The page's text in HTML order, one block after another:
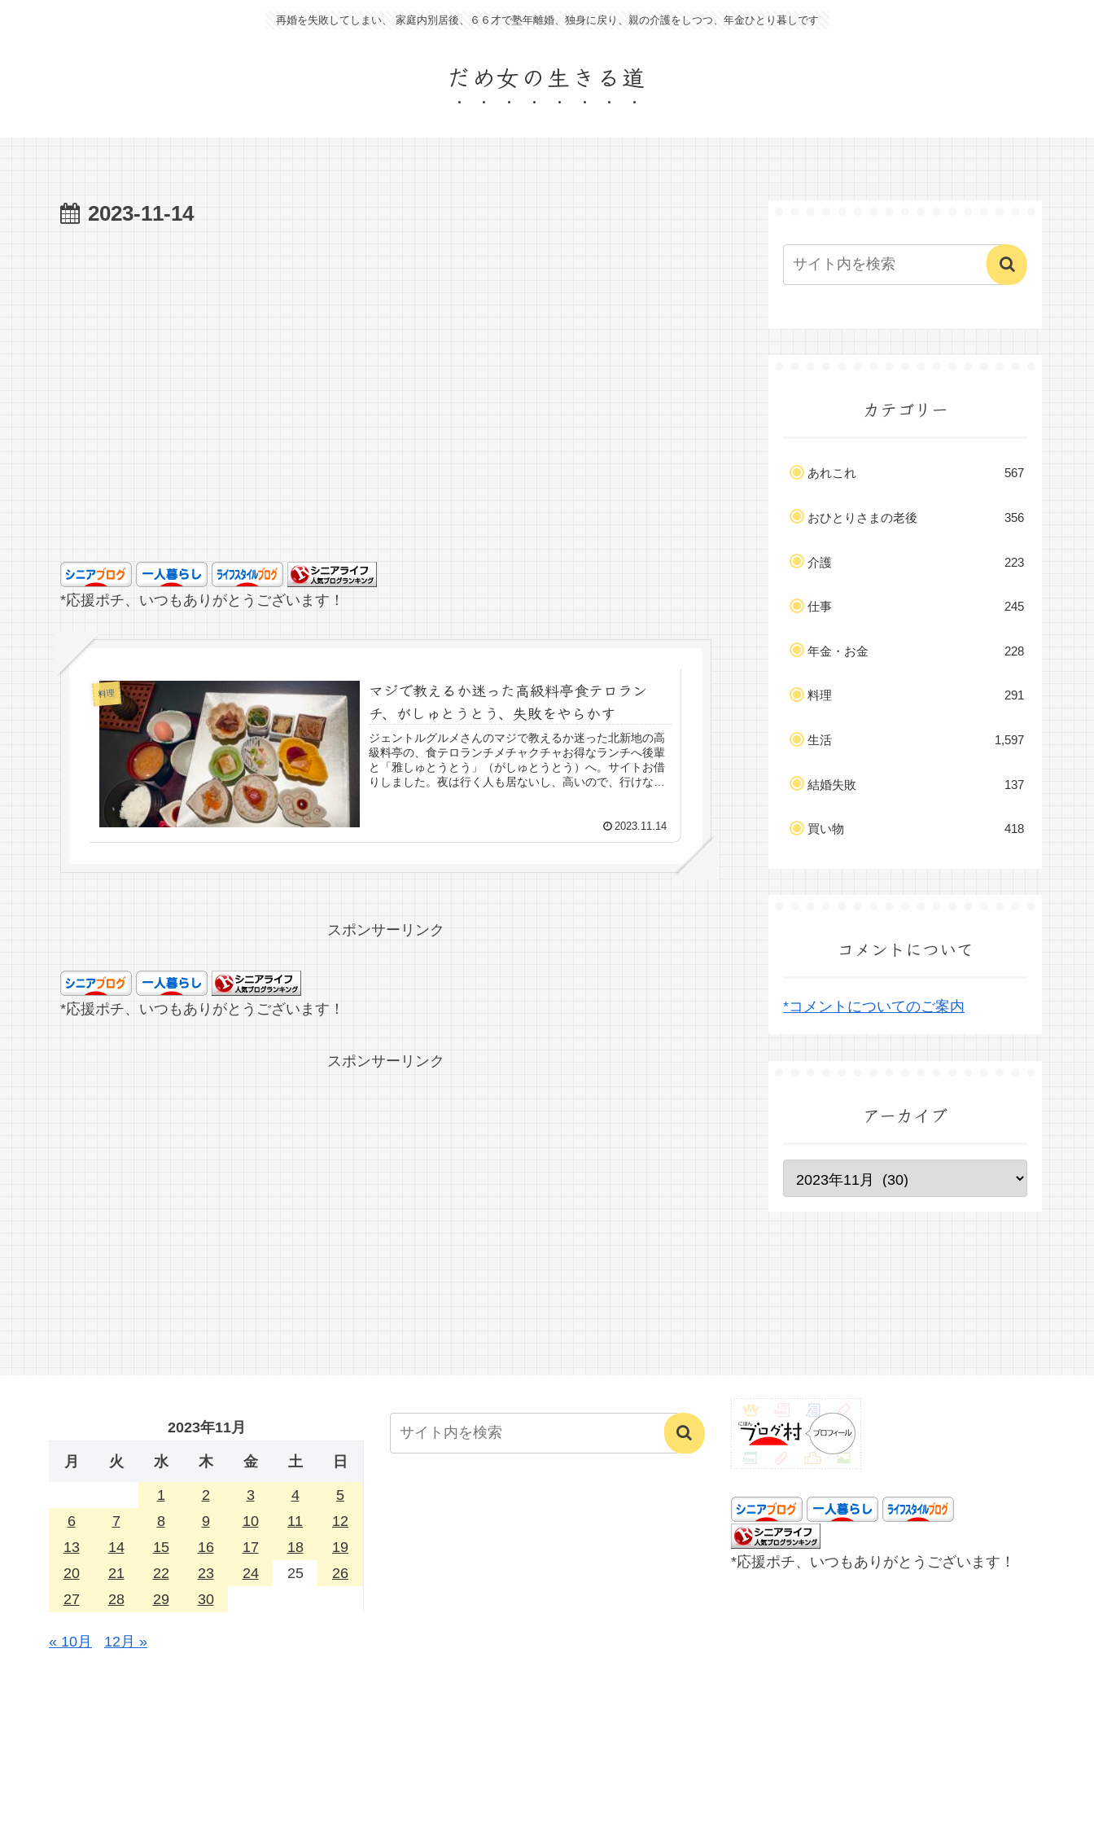
再婚を失敗してしまい、 家庭内別居後、６６才で塾年離婚、独身に戻り、親の介護をしつつ、年金ひとり暮しです
だめ女の生きる道
2023-11-14
*応援ポチ、いつもありがとうございます！
料理
マジで教えるか迷った高級料亭食テロラン
チ、がしゅとうとう、失敗をやらかす
ジェントルグルメさんのマジで教えるか迷った北新地の高
級料亭の、食テロランチメチャクチャお得なランチへ後輩
と「雅しゅとうとう」（がしゅとうとう）へ。サイトお借
りしました。夜は行く人も居ないし、高いので、行けない
2023.11.14
スポンサーリンク
*応援ポチ、いつもありがとうございます！
スポンサーリンク
カテゴリー
あれこれ 567
おひとりさまの老後 356
介護 223
仕事 245
年金・お金 228
料理 291
生活 1,597
結婚失敗 137
買い物 418
コメントについて
*コメントについてのご案内
アーカイブ
2023年11月
月 火 水 木 金 土 日
1 2 3 4
5
6
7 8 9 10 11
12
13
14 15 16 17 18
19
20
21 22 23 24 25
26
27
28 29 30
« 10月 12月 »
*応援ポチ、いつもありがとうございます！